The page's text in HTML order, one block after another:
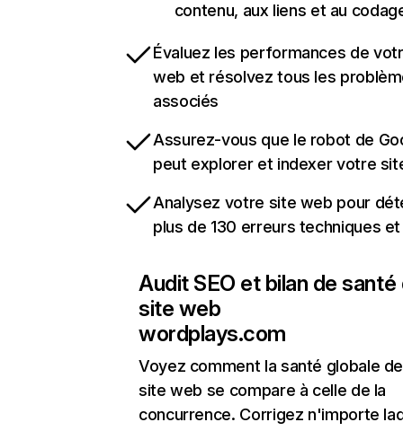
contenu, aux liens et au
Évaluez les performances de
web et résolvez tous les
associés
Assurez-vous que le robot de
peut explorer et indexer votre
Analysez votre site web pour
plus de 130 erreurs techniques et
Audit SEO et bilan de santé
site web
wordplays.com
Voyez comment la santé globale
site web se compare à celle de la
concurrence. Corrigez n'importe